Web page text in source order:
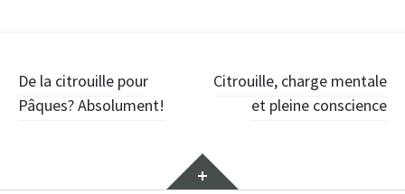
De la citrouille pour
Pâques? Absolument!
Citrouille, charge mentale
et pleine conscience